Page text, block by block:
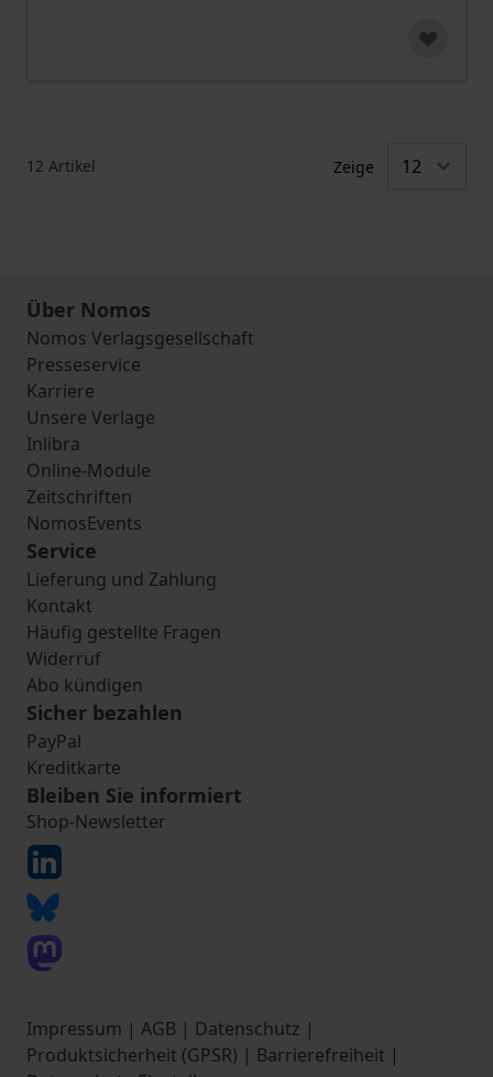
12 Artikel Zeige
Über Nomos
Nomos Verlagsgesellschaft
Presseservice
Karriere
Unsere Verlage
Inlibra
Online-Module
Zeitschriften
NomosEvents
Service
Lieferung und Zahlung
Kontakt
Häufig gestellte Fragen
Widerruf
Abo kündigen
Sicher bezahlen
PayPal
Kreditkarte
Bleiben Sie informiert
Shop-Newsletter
Impressum | AGB | Datenschutz |
Produktsicherheit (GPSR) | Barrierefreiheit |